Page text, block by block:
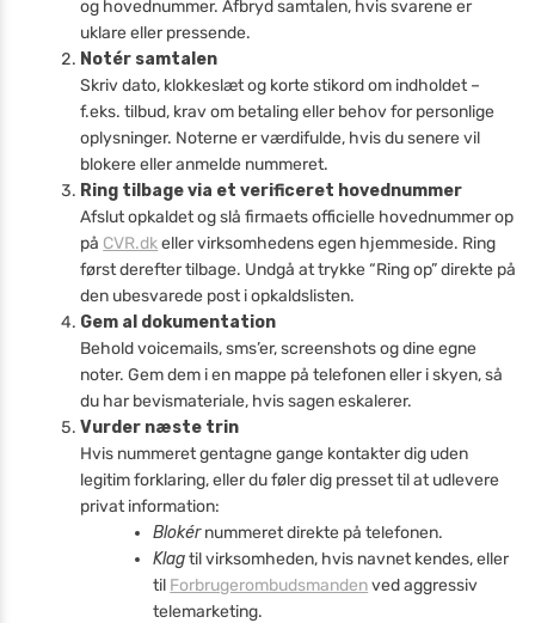
og hovednummer. Afbryd samtalen, hvis svarene er
uklare eller pressende.
Notér samtalen
Skriv dato, klokkeslæt og korte stikord om indholdet –
f.eks. tilbud, krav om betaling eller behov for personlige
oplysninger. Noterne er værdifulde, hvis du senere vil
blokere eller anmelde nummeret.
Ring tilbage via et verificeret hovednummer
Afslut opkaldet og slå firmaets officielle hovednummer op
på CVR.dkeller virksomhedens egen hjemmeside. Ring
først derefter tilbage. Undgå at trykke “Ring op” direkte på
den ubesvarede post i opkaldslisten.
Gem al dokumentation
Behold voicemails, sms’er, screenshots og dine egne
noter. Gem dem i en mappe på telefonen eller i skyen, så
du har bevismateriale, hvis sagen eskalerer.
Vurder næste trin
Hvis nummeret gentagne gange kontakter dig uden
legitim forklaring, eller du føler dig presset til at udlevere
privat information:
Blokérnummeret direkte på telefonen.
Klagtil virksomheden, hvis navnet kendes, eller
til Forbrugerombudsmandenved aggressiv
telemarketing.